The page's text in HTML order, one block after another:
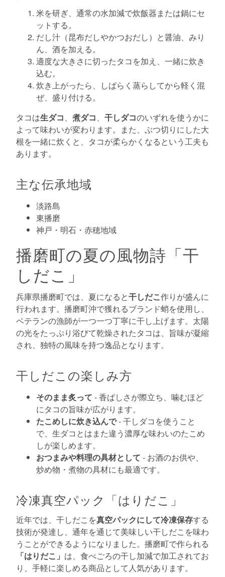
米を研ぎ、通常の水加減で炊飯器または鍋にセ
ットする。
だし汁（昆布だしやかつおだし）と醤油、みり
ん、酒を加える。
適度な大きさに切ったタコを加え、一緒に炊き
込む。
炊き上がったら、しばらく蒸らしてから軽く混
ぜ、盛り付ける。
タコは生ダコ、 煮ダコ、 干しダコのいずれを使うかに
よって味わいが変わります。また、ぶつ切りにした大
根を一緒に炊くと、タコが柔らかくなるという工夫も
あります。
主な伝承地域
淡路島
東播磨
神戸・明石・赤穂地域
播磨町の夏の風物詩「干
しだこ」
兵庫県播磨町では、夏になると干しだこ作りが盛んに
行われます。播磨町沖で獲れるブランド蛸を使用し、
ベテランの漁師が一つ一つ丁寧に干し上げます。太陽
の光をたっぷり浴びて乾燥されたタコは、旨味が凝縮
され、独特の風味を持つ逸品となります。
干しだこの楽しみ方
そのまま炙って - 香ばしさが際立ち、噛むほど
にタコの旨味が広がります。
たこめしに炊き込んで- 干しダコを使うこと
で、生ダコとはまた違う濃厚な味わいのたこめ
しが楽しめます。
おつまみや料理の具材として - お酒のお供や、
炒め物・煮物の具材にも最適です。
冷凍真空パック「はりだこ」
近年では、干しだこを真空パックにして冷凍保存する
技術が発達し、通年を通じて美味しい干しだこを味わ
うことができるようになりました。播磨町で作られる
「はりだこ」 は、食べごろの干し加減で加工されてお
り、手軽に楽しめる商品として人気があります。